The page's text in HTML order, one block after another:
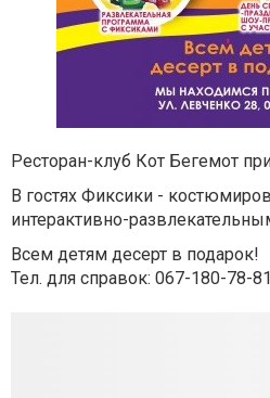
Ресторан-клуб Кот Бегемот
В гостях Фиксики -
интерактивно-
Всем детям десерт в подарок!
Тел. для справок: 067-180-78-81